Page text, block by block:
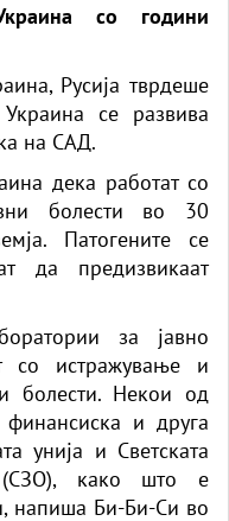
со години
Русија тврдеше
се развива
на САД.
дека работат со
болести во 30
Патогените се
да предизвикаат
за јавно
со истражување и
болести. Некои од
и друга
унија и Светската
(СЗО), како што е
напиша Би-Би-Си во